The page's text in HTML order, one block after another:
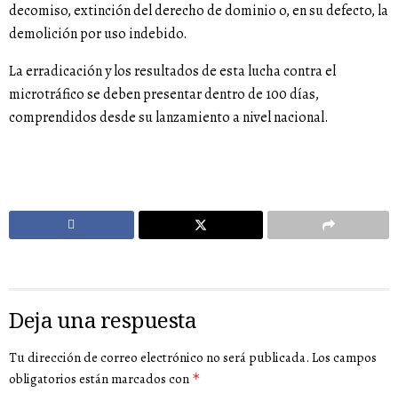
decomiso, extinción del derecho de dominio o, en su defecto, la
demolición por uso indebido.
La erradicación y los resultados de esta lucha contra el
microtráfico se deben presentar dentro de 100 días,
comprendidos desde su lanzamiento a nivel nacional.
Deja una respuesta
Tu dirección de correo electrónico no será publicada. Los campos
obligatorios están marcados con *